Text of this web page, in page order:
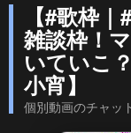
【#歌枠
雑談枠！
いていこ
小宵】
個別動画のチャッ